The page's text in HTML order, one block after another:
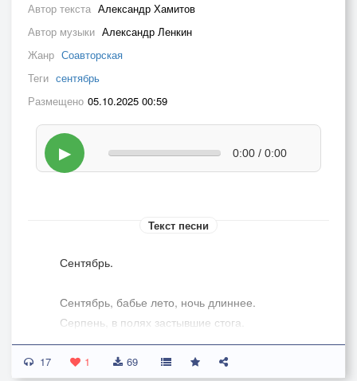
Автор текста Александр Хамитов
Автор музыки Александр Ленкин
Жанр Соавторская
Теги сентябрь
Размещено 05.10.2025 00:59
▶ 0:00 / 0:00
Текст песни
Сентябрь.
Сентябрь, бабье лето, ночь длиннее.
Серпень, в полях застывшие стога.
Руень, зверьё готовится к зимовке.
И Заревик, и ужё заморозки с утра.
17 1 69